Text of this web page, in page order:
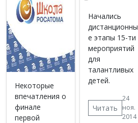
Некоторые
впечатления о
финале
первой
Начались
дистанционны
е этапы 15-ти
мероприятий
для
талантливых
детей.
Читать
24
ноя.
2014